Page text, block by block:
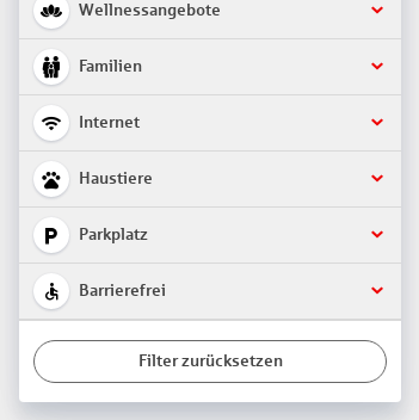
Wellnessangebote
Familien
Internet
Haustiere
Parkplatz
Barrierefrei
Filter zurücksetzen